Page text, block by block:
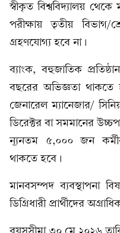
স্বীকৃত বিশ্ববিদ্যালয়
পরীক্ষায় তৃতীয় বিভাগ/
গ্রহণযোগ্য হবে না।
ব্যাংক, বহুজাতিক
বছরের অভিজ্ঞতা
জেনারেল ম্যানেজার/
ডিরেক্টর বা সমমানের
ন্যূনতম ৫,০০০ জন
থাকতে হবে।
মানবসম্পদ ব্যবস্থাপনা
ডিগ্রিধারী প্রার্থীদের